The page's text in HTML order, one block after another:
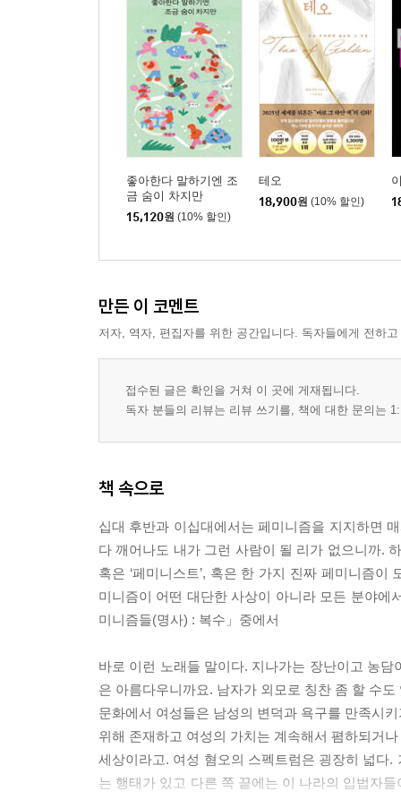
좋아한다 말하기엔 조
금 숨이 차지만
15,120원 (10% 할인)
테오
18,900원 (10% 할인)
만든 이 코멘트
저자, 역자, 편집자를 위한 공간입니다. 독자들에게 전하
접수된 글은 확인을 거쳐 이 곳에 게재됩니다.
독자 분들의 리뷰는 리뷰 쓰기를, 책에 대한 문의는
책 속으로
십대 후반과 이십대에서는 페미니즘을 지지하면
다 깨어나도 내가 그런 사람이 될 리가 없으니까.
혹은 ‘페미니스트’, 혹은 한 가지 진짜 페미니즘
미니즘이 어떤 대단한 사상이 아니라 모든 분야
미니즘들(명사) : 복수」중에서
바로 이런 노래들 말이다. 지나가는 장난이고 농
은 아름다우니까요. 남자가 외모로 칭찬 좀 할 수
문화에서 여성들은 남성의 변덕과 욕구를 만족시키
위해 존재하고 여성의 가치는 계속해서 폄하되거
세상이라고. 여성 혐오의 스펙트럼은 굉장히 넓다
는 행태가 있고 다른 쪽 끝에는 이 나라의 입법자